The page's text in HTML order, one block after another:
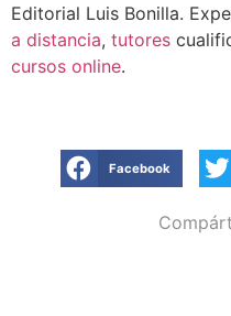
Editorial Luis Bonilla.
a distancia, tutores
cursos online.
Facebook